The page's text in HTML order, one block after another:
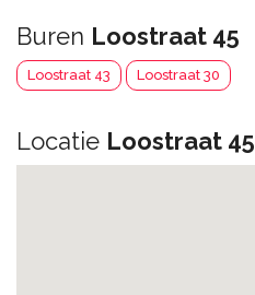
Buren Loostraat 45
Loostraat 43 Loostraat 30
Locatie Loostraat 45